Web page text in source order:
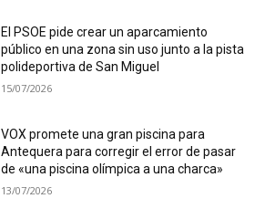
El PSOE pide crear un aparcamiento
público en una zona sin uso junto a la pista
polideportiva de San Miguel
15/07/2026
VOX promete una gran piscina para
Antequera para corregir el error de pasar
de «una piscina olímpica a una charca»
13/07/2026